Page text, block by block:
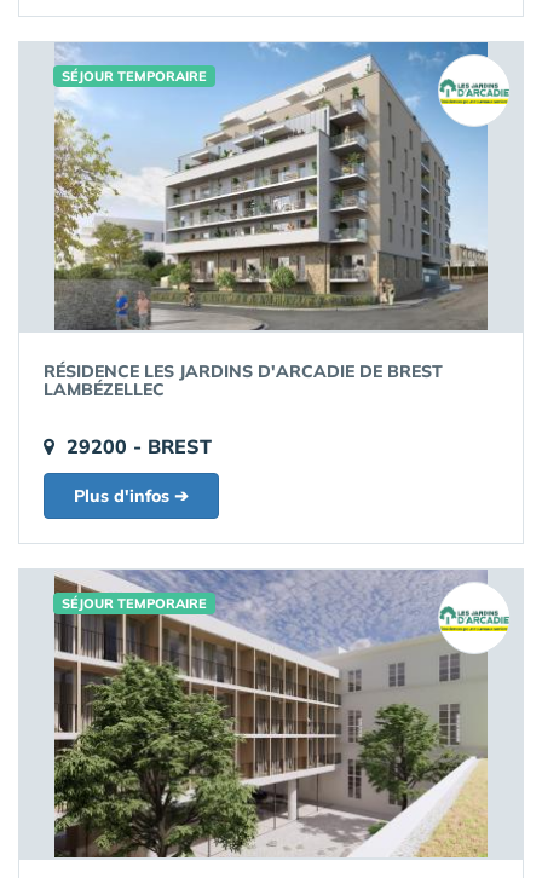
SÉJOUR TEMPORAIRE
RÉSIDENCE LES JARDINS D'ARCADIE DE BREST
LAMBÉZELLEC
29200 - BREST
Plus d'infos ➔
SÉJOUR TEMPORAIRE